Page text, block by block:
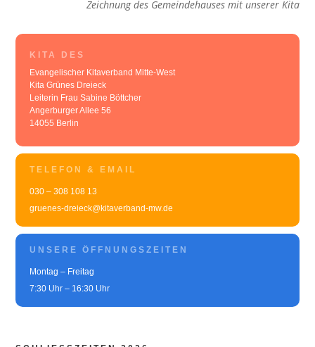
Zeichnung des Gemeindehauses mit unserer Kita
KITA DES
Evangelischer Kitaverband Mitte-West
Kita Grünes Dreieck
Leiterin Frau Sabine Böttcher
Angerburger Allee 56
14055 Berlin
TELEFON & EMAIL
030 – 308 108 13
gruenes-dreieck@kitaverband-mw.de
UNSERE ÖFFNUNGSZEITEN
Montag – Freitag
7:30 Uhr – 16:30 Uhr